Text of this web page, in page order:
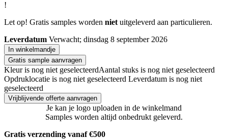
!
Let op! Gratis samples worden niet uitgeleverd aan particulieren.
Leverdatum Verwacht; dinsdag 8 september 2026
In winkelmandje
Gratis sample aanvragen
Kleur is nog niet geselecteerdAantal stuks is nog niet geselecteerd
Opdruklocatie is nog niet geselecteerd Leverdatum is nog niet
geselecteerd
Vrijblijvende offerte aanvragen
Je kan je logo uploaden in de winkelmand
Samples worden altijd onbedrukt geleverd.
Gratis verzending vanaf €500